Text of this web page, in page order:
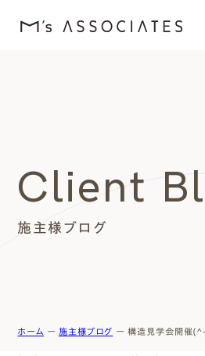
エムズを愛する人たち
施工事例
施主様ブログ
Client
ホーム ー 施主様ブログ ー構造見学会開催